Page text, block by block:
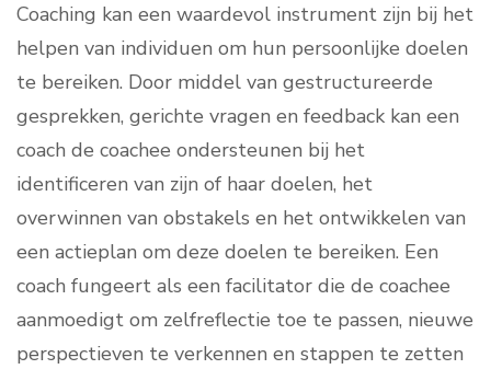
Coaching kan een waardevol instrument zijn bij het
helpen van individuen om hun persoonlijke doelen
te bereiken. Door middel van gestructureerde
gesprekken, gerichte vragen en feedback kan een
coach de coachee ondersteunen bij het
identificeren van zijn of haar doelen, het
overwinnen van obstakels en het ontwikkelen van
een actieplan om deze doelen te bereiken. Een
coach fungeert als een facilitator die de coachee
aanmoedigt om zelfreflectie toe te passen, nieuwe
perspectieven te verkennen en stappen te zetten